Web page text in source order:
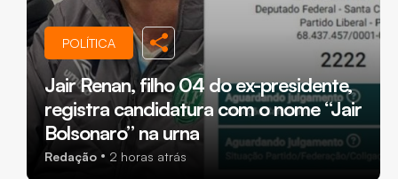
POLÍTICA
Jair Renan, filho 04 do ex-presidente,
registra candidatura com o nome “Jair
Bolsonaro” na urna
Redação 2 horas atrás